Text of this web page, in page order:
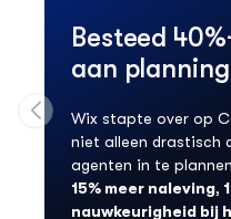
Besteed
aan planning
Wix stapte over op
niet alleen drastisch
agenten in te
15% meer naleving,
nauwkeurigheid bij
Move to previous